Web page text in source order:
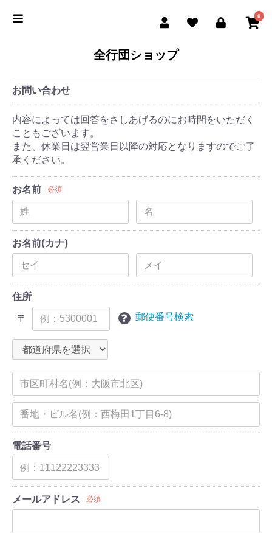
0
全行団ショップ
お問い合わせ
内容によっては回答をさしあげるのにお時間をいただく
こともございます。
また、休業日は翌営業日以降の対応となりますのでご了
承ください。
お名前 必須
お名前(カナ)
住所
〒
郵便番号検索
電話番号
メールアドレス 必須